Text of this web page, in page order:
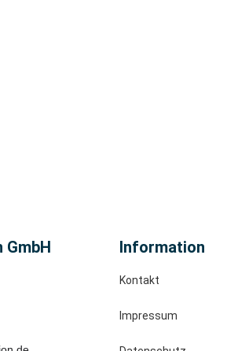
GmbH Information
Kontakt
Impressum